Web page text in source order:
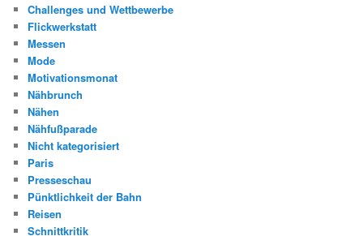
Challenges und Wettbewerbe
Flickwerkstatt
Messen
Mode
Motivationsmonat
Nähbrunch
Nähen
Nähfußparade
Nicht kategorisiert
Paris
Presseschau
Pünktlichkeit der Bahn
Reisen
Schnittkritik